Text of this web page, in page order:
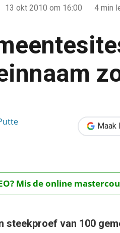
13 okt 2010 om 16:00 4 min
Maak
Mis de online
steekproef van 100